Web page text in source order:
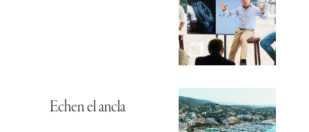
Echen el ancla